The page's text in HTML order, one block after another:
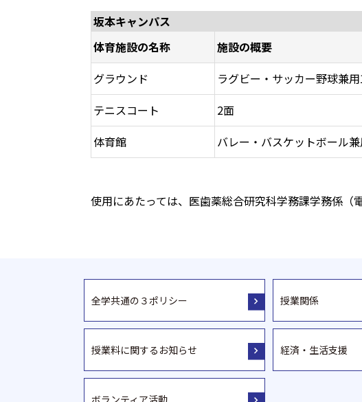
坂本キャンパス
体育施設の名称
施設の概要
グラウンド
ラグビー・サッカー野球兼
テニスコート
2面
体育館
バレー・バスケットボール
使用にあたっては、医歯薬総合研究科学務課学務係（
全学共通の３ポリシー 授業関係
授業料に関するお知らせ 経済・生活支援
ボランティア活動